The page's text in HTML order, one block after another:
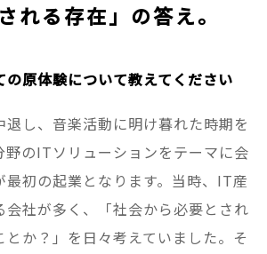
れる存在」の答え。
の原体験について教えてください
退し、音楽活動に明け暮れた時期を
野のITソリューションをテーマに会
最初の起業となります。当時、IT産
会社が多く、「社会から必要とされ
とか？」を日々考えていました。そ